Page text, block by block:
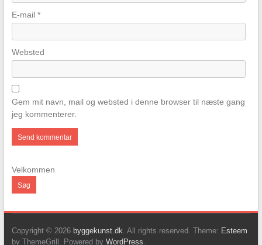
E-mail *
Websted
Gem mit navn, mail og websted i denne browser til næste gang
jeg kommenterer.
Velkommen
Søg
Copyright © 2026 byggekunst.dk. All rights reserved. Theme: Esteem
by ThemeGrill. Powered by WordPress.